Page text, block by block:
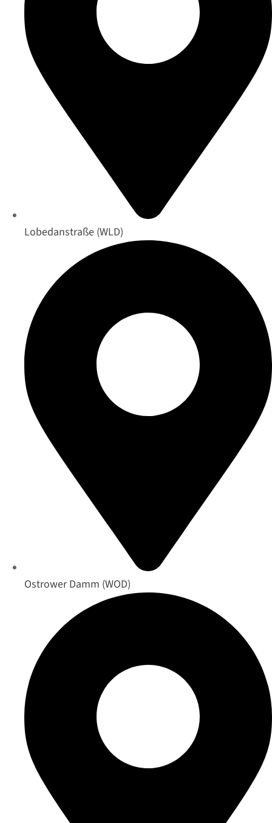
Lobedanstraße (WLD)
Ostrower Damm (WOD)